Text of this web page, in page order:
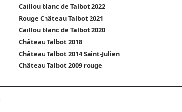
Caillou blanc de Talbot 2022
Rouge Château Talbot 2021
Caillou blanc de Talbot 2020
Château Talbot 2018
Château Talbot 2014 Saint-Julien
Château Talbot 2009 rouge